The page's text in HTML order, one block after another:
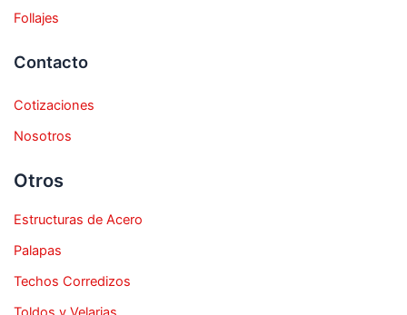
Follajes
Contacto
Cotizaciones
Nosotros
Otros
Estructuras de Acero
Palapas
Techos Corredizos